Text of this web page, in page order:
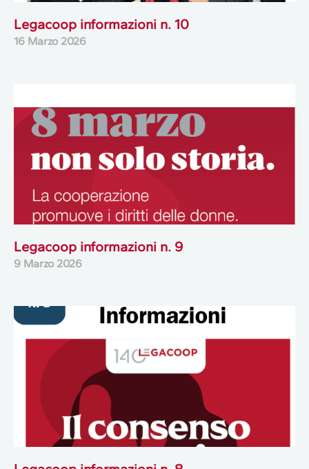
Legacoop informazioni n. 10
16 Marzo 2026
Legacoop informazioni n. 9
9 Marzo 2026